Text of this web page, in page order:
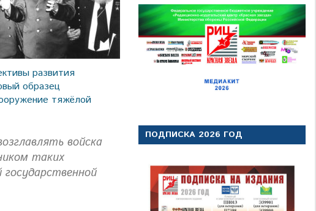
развития
образец
тяжёлой
войска
таких
ПОДПИСКА 2026 ГОД